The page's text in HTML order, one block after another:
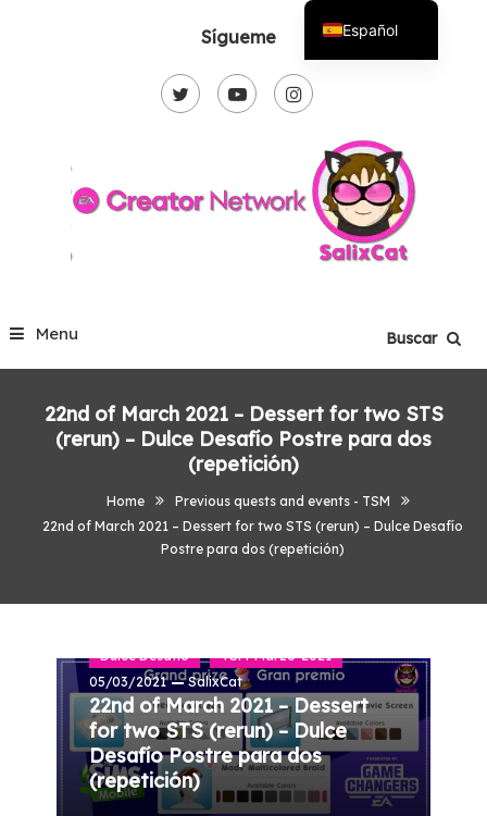
Sígueme
Menu Buscar
22nd of March 2021 – Dessert for two STS
(rerun) – Dulce Desafío Postre para dos
(repetición)
Home
Previous quests and events - TSM
22nd of March 2021 – Dessert for two STS (rerun) – Dulce Desafío
Postre para dos (repetición)
Dulce Desafío
TSM-Marzo-2021
05/03/2021
SalixCat
22nd of March 2021 – Dessert
for two STS (rerun) – Dulce
Desafío Postre para dos
(repetición)
Español
English